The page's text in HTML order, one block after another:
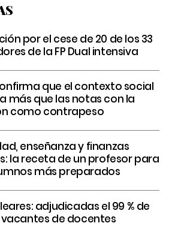
por el cese de 20 de los 33
de la FP Dual intensiva
que el contexto social
más que las notas con la
como contrapeso
enseñanza y finanzas
la receta de un profesor para
más preparados
adjudicadas el 99 % de
vacantes de docentes